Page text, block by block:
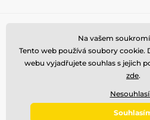
Terms and Conditions
shipping and payment
Na vašem
Tento web používá soubory
webu vyjadřujete souhlas s jejich
zde.